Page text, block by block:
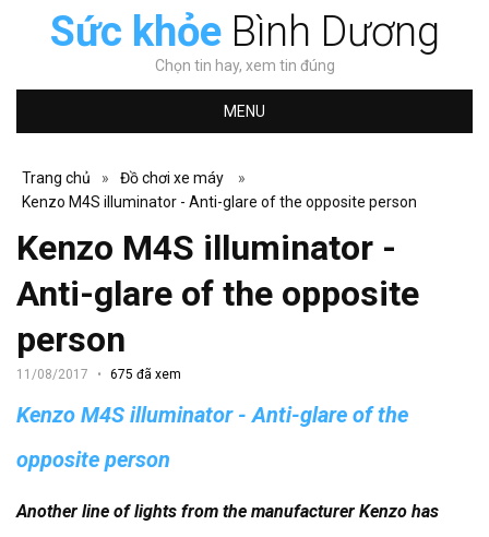
Sức khỏeBình Dương
Chọn tin hay, xem tin đúng
MENU
Trang chủ » Đồ chơi xe máy
»
Kenzo M4S illuminator - Anti-glare of the opposite person
Kenzo M4S illuminator -
Anti-glare of the opposite
person
11/08/2017 675 đã xem
Kenzo M4S illuminator - Anti-glare of the
opposite person
Another line of lights from the manufacturer Kenzo has